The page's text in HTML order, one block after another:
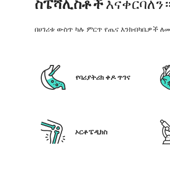
ስፔሻሊስቶች
በሀገሪቱ ውስጥ ካሉ ምርጥ የጤና እንክብካቤዎች
የባሪያትሪክ ቀዶ ጥገና
ኦርቶፔዲክስ